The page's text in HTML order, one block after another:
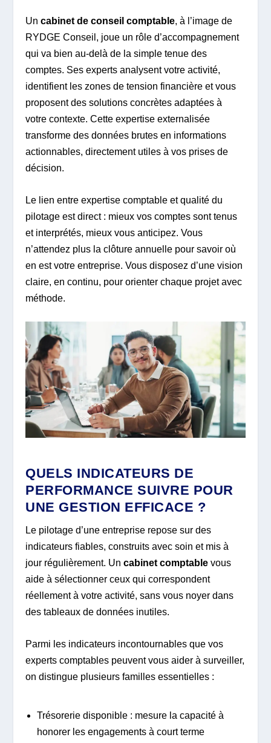
Uncabinet de conseil comptable, à l’image de
RYDGE Conseil, joue un rôle d’accompagnement
qui va bien au-delà de la simple tenue des
comptes. Ses experts analysent votre activité,
identifient les zones de tension financière et vous
proposent des solutions concrètes adaptées à
votre contexte. Cette expertise externalisée
transforme des données brutes en informations
actionnables, directement utiles à vos prises de
décision.
Le lien entre expertise comptable et qualité du
pilotage est direct : mieux vos comptes sont tenus
et interprétés, mieux vous anticipez. Vous
n’attendez plus la clôture annuelle pour savoir où
en est votre entreprise. Vous disposez d’une vision
claire, en continu, pour orienter chaque projet avec
méthode.
QUELS INDICATEURS DE
PERFORMANCE SUIVRE POUR
UNE GESTION EFFICACE ?
Le pilotage d’une entreprise repose sur des
indicateurs fiables, construits avec soin et mis à
jour régulièrement. Uncabinet comptable vous
aide à sélectionner ceux qui correspondent
réellement à votre activité, sans vous noyer dans
des tableaux de données inutiles.
Parmi les indicateurs incontournables que vos
experts comptables peuvent vous aider à surveiller,
on distingue plusieurs familles essentielles :
Trésorerie disponible : mesure la capacité à
honorer les engagements à court terme